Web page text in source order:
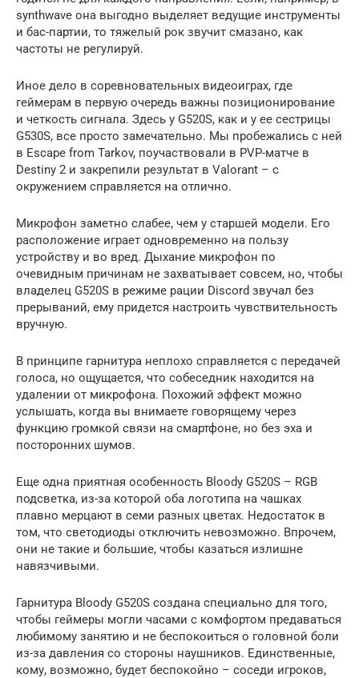
synthwave она выгодно выделяет ведущие инструменты
и бас-партии, то тяжелый рок звучит смазано, как
частоты не регулируй.
Иное дело в соревновательных видеоиграх, где
геймерам в первую очередь важны позиционирование
и четкость сигнала. Здесь у G520S, как и у ее сестрицы
G530S, все просто замечательно. Мы пробежались с ней
в Escape from Tarkov, поучаствовали в PVP-матче в
Destiny 2 и закрепили результат в Valorant – с
окружением справляется на отлично.
Микрофон заметно слабее, чем у старшей модели. Его
расположение играет одновременно на пользу
устройству и во вред. Дыхание микрофон по
очевидным причинам не захватывает совсем, но, чтобы
владелец G520S в режиме рации Discord звучал без
прерываний, ему придется настроить чувствительность
вручную.
В принципе гарнитура неплохо справляется с передачей
голоса, но ощущается, что собеседник находится на
удалении от микрофона. Похожий эффект можно
услышать, когда вы внимаете говорящему через
функцию громкой связи на смартфоне, но без эха и
посторонних шумов.
Еще одна приятная особенность Bloody G520S – RGB
подсветка, из-за которой оба логотипа на чашках
плавно мерцают в семи разных цветах. Недостаток в
том, что светодиоды отключить невозможно. Впрочем,
они не такие и большие, чтобы казаться излишне
навязчивыми.
Гарнитура Bloody G520S создана специально для того,
чтобы геймеры могли часами с комфортом предаваться
любимому занятию и не беспокоиться о головной боли
из-за давления со стороны наушников. Единственные,
кому, возможно, будет беспокойно – соседи игроков,